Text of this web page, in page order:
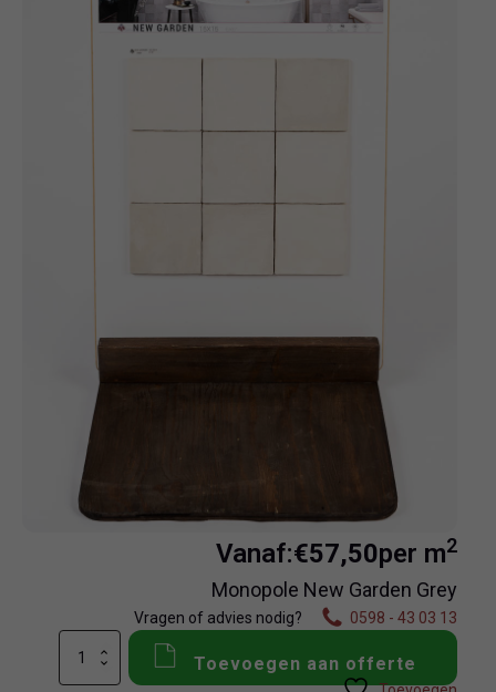
Vanaf:€57,50per m2
Monopole New Garden Grey
Vragen of advies nodig? 0598 - 43 03 13
Monopole
Toevoegen aan offerte